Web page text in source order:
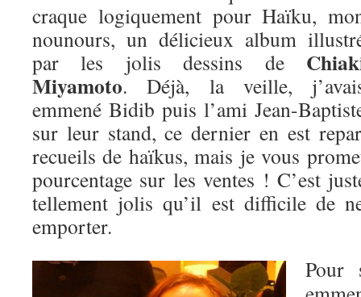
craque logiquement pour Haïku,
nounours, un délicieux album
par les jolis dessins de
Miyamoto. Déjà, la veille,
emmené Bidib puis l’ami Jean-
sur leur stand, ce dernier en est
recueils de haïkus, mais je vous
pourcentage sur les ventes ! C’est
tellement jolis qu’il est difficile de
emporter.
Pour